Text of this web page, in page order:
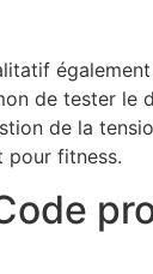
de tester le
de la
pour fitness.